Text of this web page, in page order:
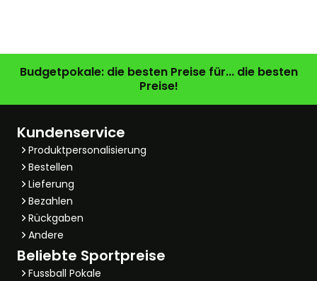
Budgetpokale: die besten Preise für... die besten
Preise!
Kundenservice
Produktpersonalisierung
Bestellen
Lieferung
Bezahlen
Rückgaben
Andere
Beliebte Sportpreise
Fussball Pokale